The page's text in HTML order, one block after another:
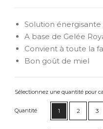
Solution énergisante
A base de Gelée
Convient à toute la
Bon goût de miel
Sélectionnez une quantité pour
Quantité 1 2 3